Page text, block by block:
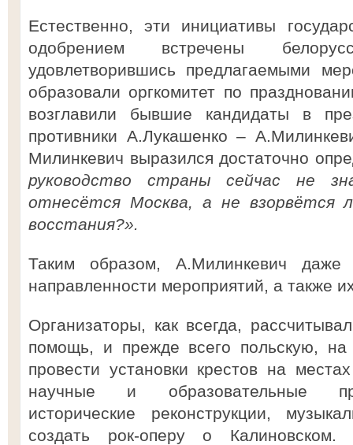
Естественно, эти инициативы
одобрением встречены
удовлетворившись предлагаемыми
образовали оргкомитет по
возглавили бывшие кандидаты в
противники А.Лукашенко –
Милинкевич выразился достаточно
руководство страны сейчас не
отнесётся Москва, а не взорвётся
восстания?».
Таким образом, А.Милинкевич даже
направленности мероприятий, а также
Организаторы, как всегда,
помощь, и прежде всего польскую,
провести установки крестов на
научные и образовательные
исторические реконструкции,
создать рок-оперу о Калиновском.